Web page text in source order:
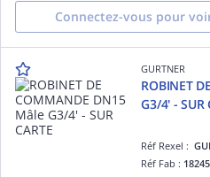
Connectez-vous pour
GURTNER
ROBINET
G3/4' - SUR
Réf Rexel :
Réf Fab :